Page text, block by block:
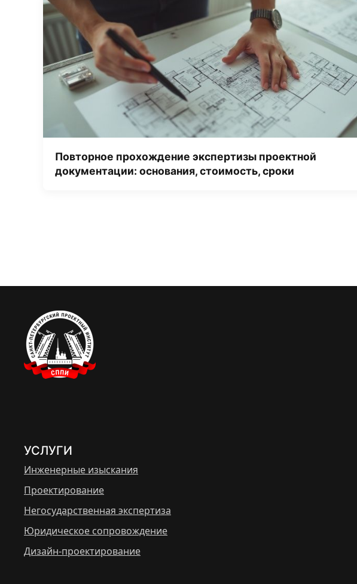
Повторное прохождение экспертизы проектной
документации: основания, стоимость, сроки
УСЛУГИ
Инженерные изыскания
Проектирование
Негосударственная экспертиза
Юридическое сопровождение
Дизайн-проектирование